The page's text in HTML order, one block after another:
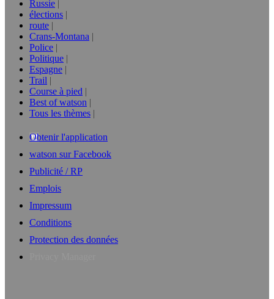
Russie
élections
route
Crans-Montana
Police
Politique
Espagne
Trail
Course à pied
Best of watson
Tous les thèmes
Obtenir l'application
watson sur Facebook
Publicité / RP
Emplois
Impressum
Conditions
Protection des données